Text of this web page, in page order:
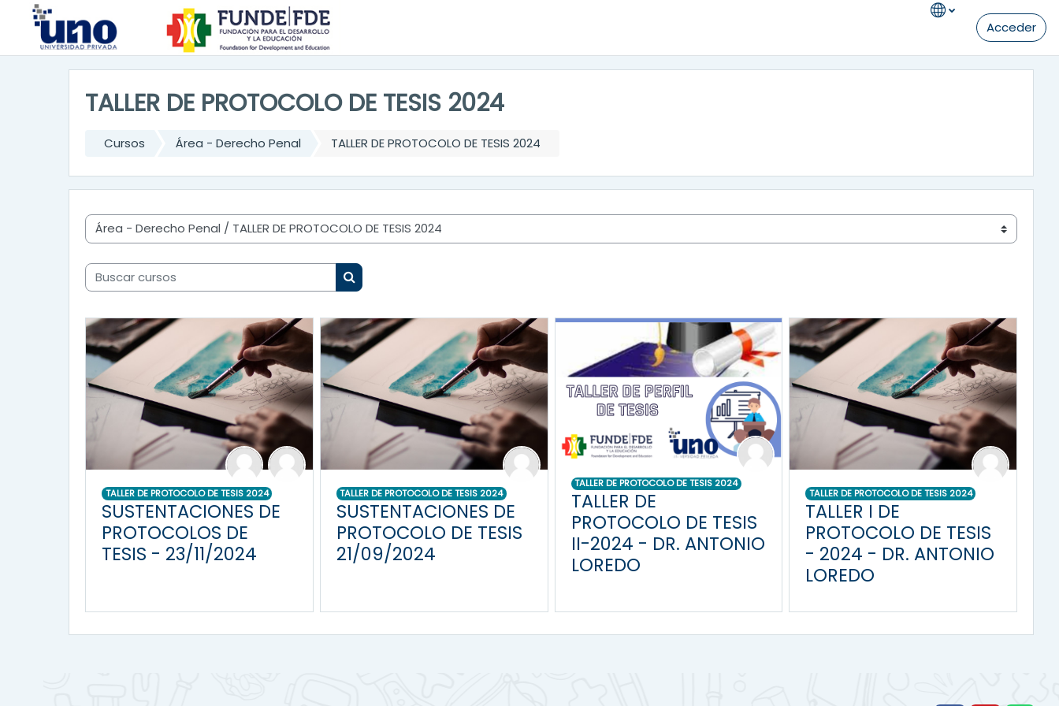
Acceder
Salta al contenido principal
TALLER DE PROTOCOLO DE TESIS 2024
Cursos Área - Derecho Penal TALLER DE PROTOCOLO DE TESIS 2024
Categorías
Buscar cursos
Buscar cursos
TALLER DE PROTOCOLO DE TESIS 2024
SUSTENTACIONES DE
PROTOCOLOS DE
TESIS - 23/11/2024
TALLER DE PROTOCOLO DE TESIS 2024
SUSTENTACIONES DE
PROTOCOLO DE TESIS
21/09/2024
TALLER DE PROTOCOLO DE TESIS 2024
TALLER DE
PROTOCOLO DE TESIS
II-2024 - DR. ANTONIO
LOREDO
TALLER DE PROTOCOLO DE TESIS 2024
TALLER I DE
PROTOCOLO DE TESIS
- 2024 - DR. ANTONIO
LOREDO